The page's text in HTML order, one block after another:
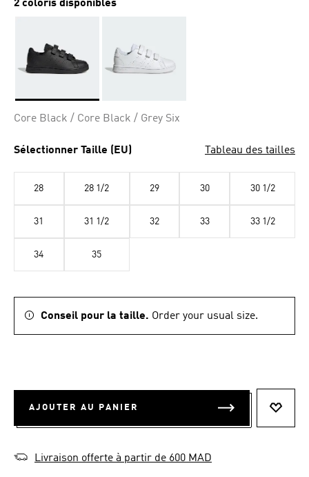
2 coloris disponibles
Core Black / Core Black / Grey Six
Sélectionner Taille (EU) Tableau des tailles
28 28 1/2 29 30 30 1/2
31 31 1/2 32 33 33 1/2
34 35
Conseil pour la taille. Order your usual size.
AJOUTER AU PANIER
Livraison offerte à partir de 600 MAD